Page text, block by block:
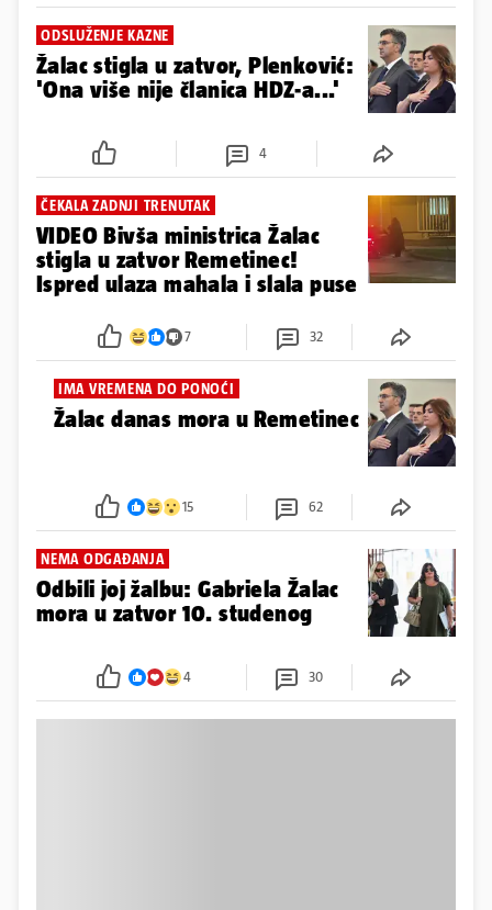
ODSLUŽENJE KAZNE
Žalac stigla u zatvor, Plenković:
'Ona više nije članica HDZ-a...'
4
ČEKALA ZADNJI TRENUTAK
VIDEO Bivša ministrica Žalac
stigla u zatvor Remetinec!
Ispred ulaza mahala i slala puse
7 32
IMA VREMENA DO PONOĆI
Žalac danas mora u Remetinec
15 62
NEMA ODGAĐANJA
Odbili joj žalbu: Gabriela Žalac
mora u zatvor 10. studenog
4 30